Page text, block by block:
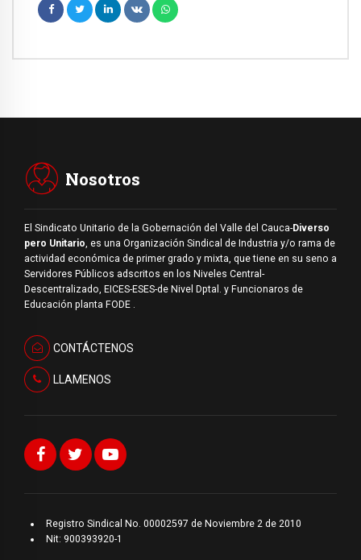
Nosotros
El Sindicato Unitario de la Gobernación del Valle del Cauca-Diverso
pero Unitario, es una Organización Sindical de Industria y/o rama de
actividad económica de primer grado y mixta, que tiene en su seno a
Servidores Públicos adscritos en los Niveles Central-
Descentralizado, EICES-ESES-de Nivel Dptal. y Funcionaros de
Educación planta FODE .
CONTÁCTENOS
LLAMENOS
Registro Sindical No. 00002597 de Noviembre 2 de 2010
Nit: 900393920-1